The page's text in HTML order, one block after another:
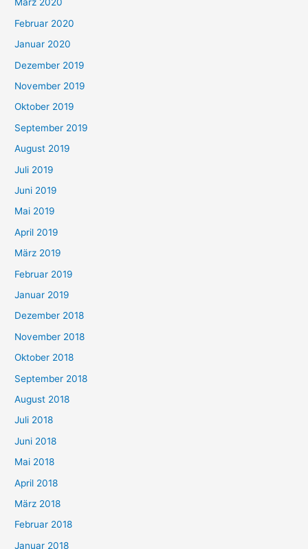
März 2020
Februar 2020
Januar 2020
Dezember 2019
November 2019
Oktober 2019
September 2019
August 2019
Juli 2019
Juni 2019
Mai 2019
April 2019
März 2019
Februar 2019
Januar 2019
Dezember 2018
November 2018
Oktober 2018
September 2018
August 2018
Juli 2018
Juni 2018
Mai 2018
April 2018
März 2018
Februar 2018
Januar 2018